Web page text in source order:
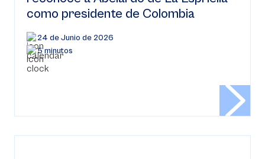
como presidente de Colombia
24 de Junio de 2026
5 minutos